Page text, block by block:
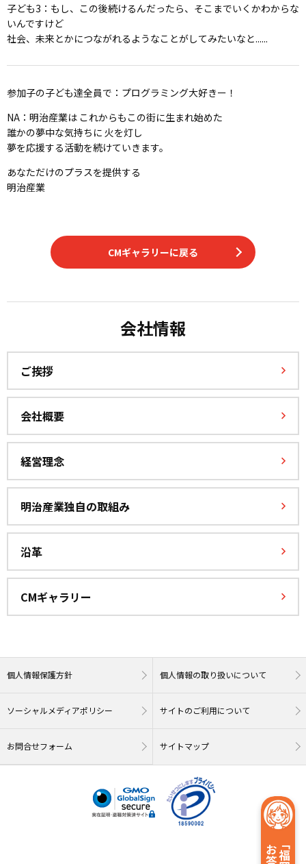
子ども3：もし、この後続けるんだったら、そこまでいくかわからな
いんですけど
社会、未来とかにつながれるようなことがしてみたいなと......
参加子の子ども達全員で：プログラミング大好きー！
NA：明治産業は これからもこの街に生まれ始めた
誰かの夢中な気持ちに 火を灯し
夢を応援する活動を続けていきます。
あなただけのプラスを提供する
明治産業
CMギャラリーに戻る
会社情報
ご挨拶
会社概要
経営理念
明治産業独自の取組み
沿革
CMギャラリー
個人情報保護方針 個人情報の取り扱いについて
ソーシャルメディアポリシー サイトのご利用について
お問合せフォーム サイトマップ